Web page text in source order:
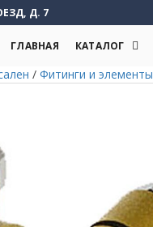
Д. 7
ГЛАВНАЯ КАТАЛОГ
/ Фитинги и элементы